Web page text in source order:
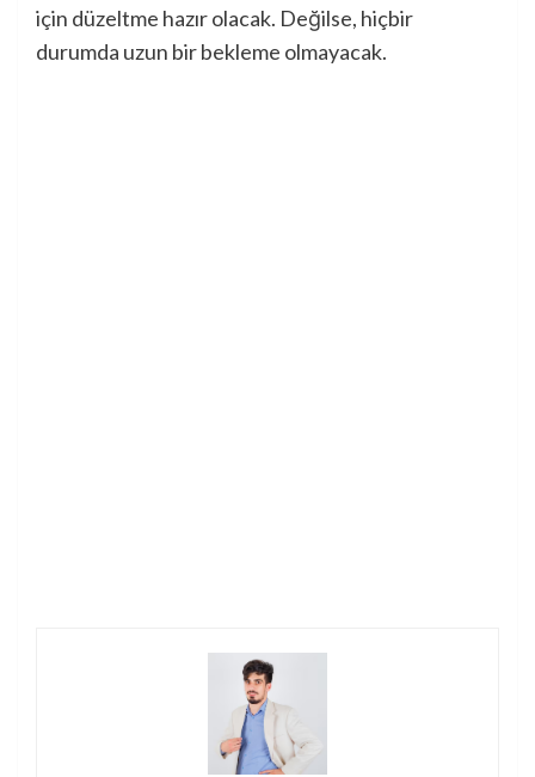
için düzeltme hazır olacak. Değilse, hiçbir
durumda uzun bir bekleme olmayacak.